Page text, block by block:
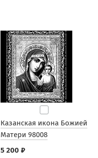
Казанская икона Божией
Матери 98008
5 200 ₽